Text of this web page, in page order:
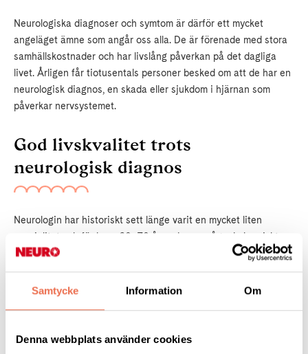
Samtycke Information Om
Denna webbplats använder cookies
Neurologiska diagnoser och symtom är därför ett mycket
angeläget ämne som angår oss alla. De är förenade med stora
samhällskostnader och har livslång påverkan på det dagliga
livet. Årligen får tiotusentals personer besked om att de har en
neurologisk diagnos, en skada eller sjukdom i hjärnan som
påverkar nervsystemet.
God livskvalitet trots
neurologisk diagnos
Neurologin har historiskt sett länge varit en mycket liten
specialitet och för bara 60–70 år sedan, ansågs de kroniskt
invalidiserande diagnoserna olämpliga att sprida kunskap eller
tala om. De flesta vårdades hemma eller på institution. Men
idag kan livskvalité och ett gott liv uppnås, trots en svår
glädjande utveckling, som samtidigt också ställer allt högre krav